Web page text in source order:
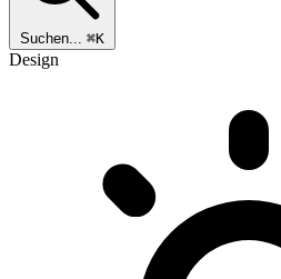
Suchen... ⌘K
Design